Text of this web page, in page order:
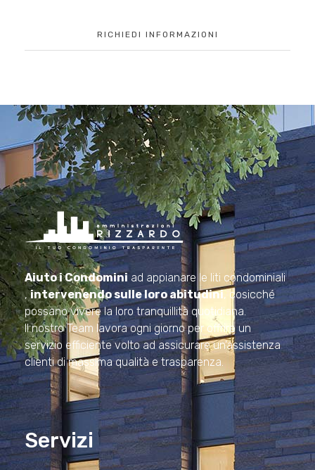
RICHIEDI INFORMAZIONI
Amministrazioni Rizzardo
Il tuo condominio trasparente
Aiuto i Condominiad appianare le liti condominiali
,intervenendo sulle loro abitudini, cosicché
possano vivere la loro tranquillità quotidiana.
Il nostro Team lavora ogni giorno per offrire un
servizio efficiente volto ad assicurare un’assistenza
clienti di massima qualità e trasparenza.
Servizi